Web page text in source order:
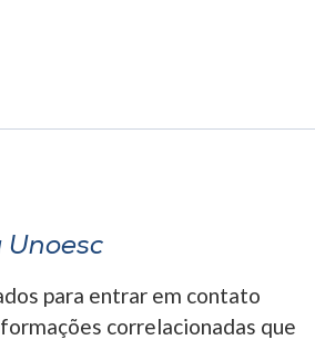
Unoesc
para entrar em contato
correlacionadas que